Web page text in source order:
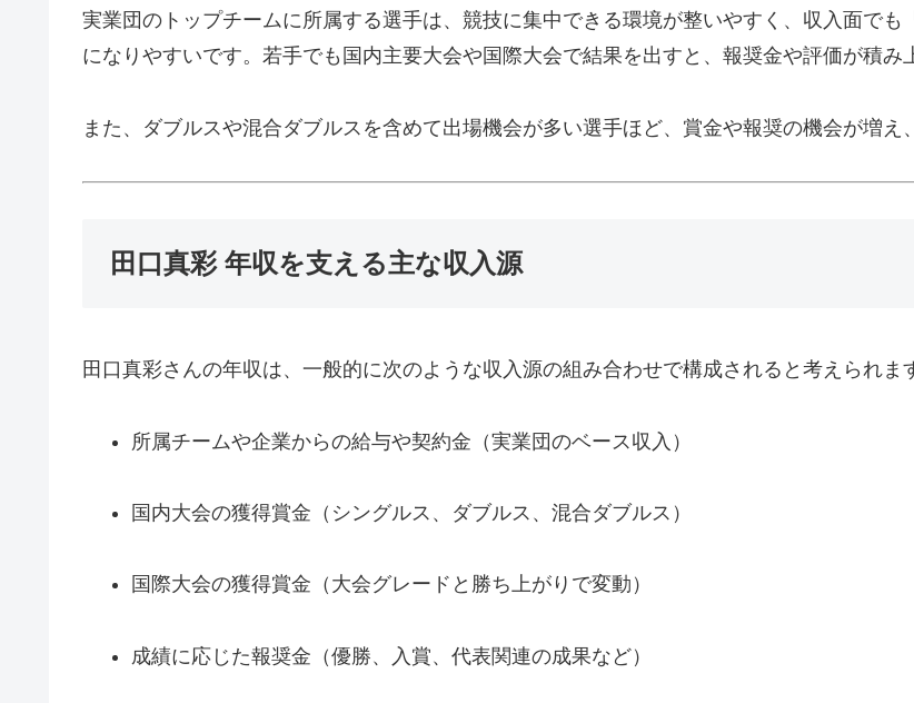
実業団のトップチームに所属する選手は、競技に集中できる環境が整いやすく、収入面で
になりやすいです。若手でも国内主要大会や国際大会で結果を出すと、報奨金や評価が積み
また、ダブルスや混合ダブルスを含めて出場機会が多い選手ほど、賞金や報奨の機会が増え
田口真彩 年収を支える主な収入源
田口真彩さんの年収は、一般的に次のような収入源の組み合わせで構成されると考えられま
所属チームや企業からの給与や契約金（実業団のベース収入）
国内大会の獲得賞金（シングルス、ダブルス、混合ダブルス）
国際大会の獲得賞金（大会グレードと勝ち上がりで変動）
成績に応じた報奨金（優勝、入賞、代表関連の成果など）